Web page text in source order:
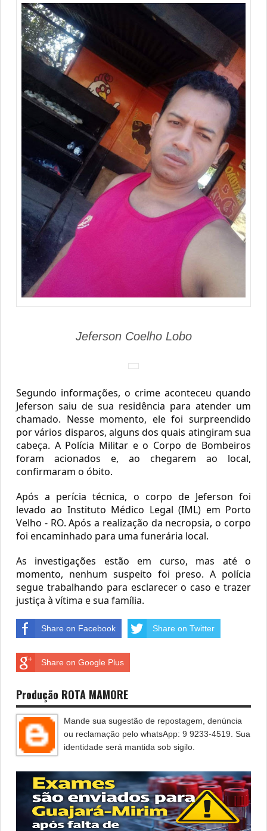
Jeferson Coelho Lobo
Segundo informações, o crime aconteceu quando
Jeferson saiu de sua residência para atender um
chamado. Nesse momento, ele foi surpreendido
por vários disparos, alguns dos quais atingiram sua
cabeça. A Polícia Militar e o Corpo de Bombeiros
foram acionados e, ao chegarem ao local,
confirmaram o óbito.
Após a perícia técnica, o corpo de Jeferson foi
levado ao Instituto Médico Legal (IML) em Porto
Velho - RO. Após a realização da necropsia, o corpo
foi encaminhado para uma funerária local.
As investigações estão em curso, mas até o
momento, nenhum suspeito foi preso. A polícia
segue trabalhando para esclarecer o caso e trazer
justiça à vítima e sua família.
Share on Facebook Share on Twitter
Share on Google Plus
Produção ROTA MAMORE
Mande sua sugestão de repostagem, denúncia
ou reclamação pelo whatsApp: 9 9233-4519. Sua
identidade será mantida sob sigilo.